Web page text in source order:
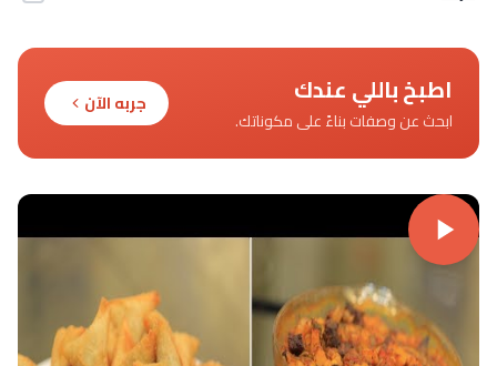
اطبخ باللي عندك
ابحث عن وصفات بناءً على مكوناتك.
جربه الآن